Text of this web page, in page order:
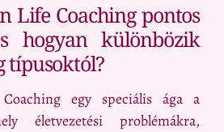
Life Coaching pontos
hogyan különbözik
típusoktól?
egy speciális ága a
életvezetési problémákra,